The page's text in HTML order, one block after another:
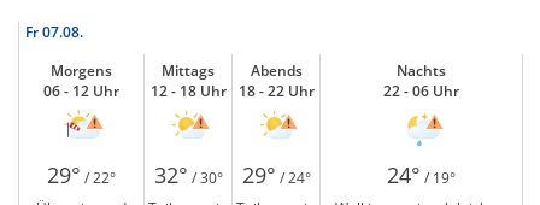
Fr07.08.
Morgens
06 - 12 Uhr
Mittags
12 - 18 Uhr
Abends
18 - 22 Uhr
Nachts
22 - 06 Uhr
29° / 22° 32° / 30° 29° / 24° 24° / 19°